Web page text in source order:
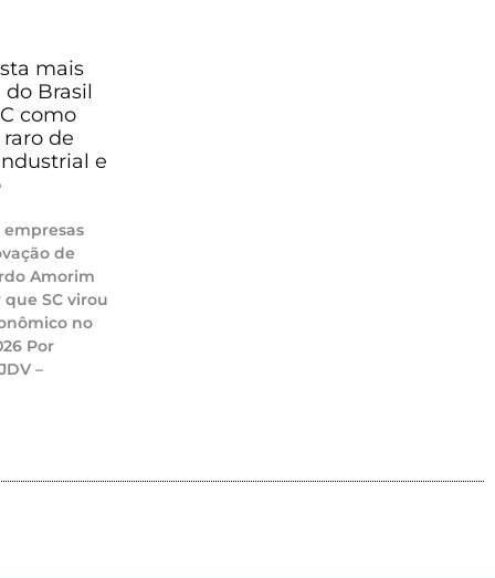
mais
Brasil
como
de
e
de
Amorim
SC virou
no
Por
–